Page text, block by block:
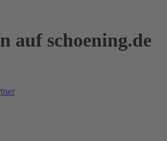
auf schoening.de